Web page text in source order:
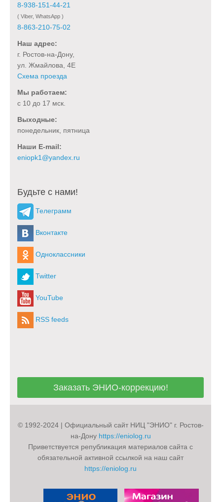
8-938-151-44-21
( Viber, WhatsApp )
8-863-210-75-02
Наш адрес:
г. Ростов-на-Дону,
ул. Жмайлова, 4Е
Схема проезда
Мы работаем:
с 10 до 17 мск.
Выходные:
понедельник, пятница
Наши E-mail:
Будьте с нами!
Телеграмм
Вконтакте
Одноклассники
Twitter
YouTube
RSS feeds
Заказать ЭНИО-коррекцию!
© 1992-2024 | Официальный сайт НИЦ "ЭНИО" г. Ростов-
на-Дону https://eniolog.ru
Приветствуется републикация материалов сайта с
обязательной активной ссылкой на наш сайт
https://eniolog.ru